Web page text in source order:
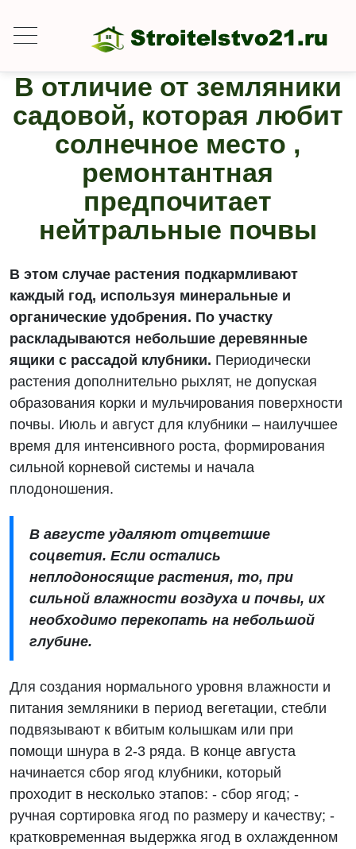
В отличие от земляники
садовой, которая любит
солнечное место ,
ремонтантная
предпочитает
нейтральные почвы
В этом случае растения подкармливают
каждый год, используя минеральные и
органические удобрения. По участку
раскладываются небольшие деревянные
ящики с рассадой клубники. Периодически
растения дополнительно рыхлят, не допуская
образования корки и мульчирования поверхности
почвы. Июль и август для клубники – наилучшее
время для интенсивного роста, формирования
сильной корневой системы и начала
плодоношения.
В августе удаляют отцветшие
соцветия. Если остались
неплодоносящие растения, то, при
сильной влажности воздуха и почвы, их
необходимо перекопать на небольшой
глубине.
Для создания нормального уровня влажности и
питания земляники в период вегетации, стебли
подвязывают к вбитым колышкам или при
помощи шнура в 2-3 ряда. В конце августа
начинается сбор ягод клубники, который
проходит в несколько этапов: - сбор ягод; -
ручная сортировка ягод по размеру и качеству; -
кратковременная выдержка ягод в охлажденном